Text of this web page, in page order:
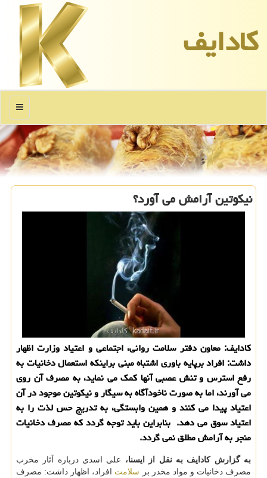
كادایف
منو
نیكوتین آرامش می آورد؟
كادایف: معاون دفتر سلامت روانی، اجتماعی و اعتیاد وزارت اظهار
داشت: افراد برپایه باوری اشتباه مبنی براینكه استعمال دخانیات به
رفع استرس و تنش عصبی آنها كمك می نماید، به مصرف آن روی
می آورند، اما به صورت ناخودآگاه به سیگار و نیكوتین موجود در آن
اعتیاد پیدا می كنند و همین وابستگی، به تدریج حس لذت را به
اعتیاد سوق می دهد. بنابراین باید توجه گردد كه مصرف دخانیات
منجر به آرامش مطلق نمی گردد.
به گزارش كادایف به نقل از ایسنا، علی اسدی درباره آثار مخرب
مصرف دخانیات و مواد مخدر بر سلامت افراد، اظهار داشت: مصرف